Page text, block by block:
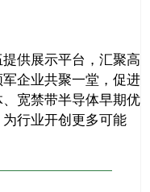
供展示平台，汇聚高
企业共聚一堂，促进
宽禁带半导体早期优
行业开创更多可能